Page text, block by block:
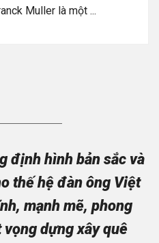
Muller là một ...
định hình bản sắc và
thế hệ đàn ông Việt
mạnh mẽ, phong
dựng xây quê